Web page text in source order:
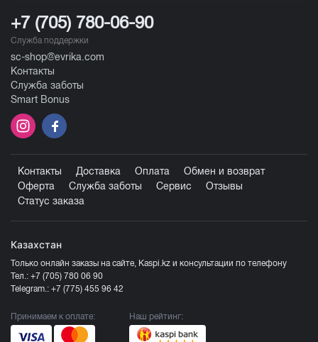
+7 (705) 780-06-90
Служба поддержки
sc-shop@evrika.com
Контакты
Служба заботы
Smart Bonus
Контакты Доставка Оплата
Обмен и возврат
Оферта
Служба заботы Сервис
Отзывы
Статус заказа
Казахстан
Только онлайн заказы на сайте, Kaspi.kz и консультации по телефону
Тел.: +7 (705) 780 06 90
Telegram.: +7 (775) 455 96 42
Принимаем к оплате: Наш рейтинг: